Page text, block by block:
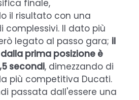
finale,
il risultato con una
complessivi. Il dato più
legato al passo gara; il
prima posizione è
secondi, dimezzando di
più competitiva Ducati.
passata dall'essere una